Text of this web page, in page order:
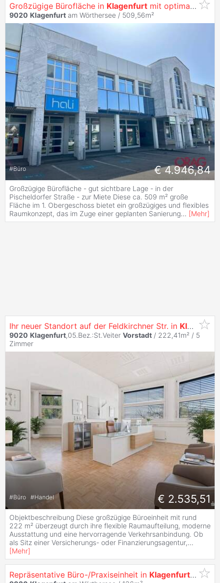
Großzügige Bürofläche in Klagenfurt mit optimaler Werbewirksamkeit -
9020 Klagenfurt am Wörthersee / 509,56m²
#Büro € 4.946,84
Großzügige Bürofläche - gut sichtbare Lage - in der
Pischeldorfer Straße - zur Miete Diese ca. 509 m² große
Fläche im 1. Obergeschoss bietet ein großzügiges und flexibles
Raumkonzept, das im Zuge einer geplanten Sanierung... [Mehr]
Ihr neuer Standort auf der Feldkirchner Str. in Klagenfurt
9020 Klagenfurt,05.Bez.:St.Veiter Vorstadt / 222,41m² / 5
Zimmer
#Büro #Handel € 2.535,51
Objektbeschreibung Diese großzügige Büroeinheit mit rund
222 m² überzeugt durch ihre flexible Raumaufteilung, moderne
Ausstattung und eine hervorragende Verkehrsanbindung. Ob
als Sitz einer Versicherungs- oder Finanzierungsagentur,...
[Mehr]
Repräsentative Büro-/Praxiseinheit in Klagenfurt- 136,2